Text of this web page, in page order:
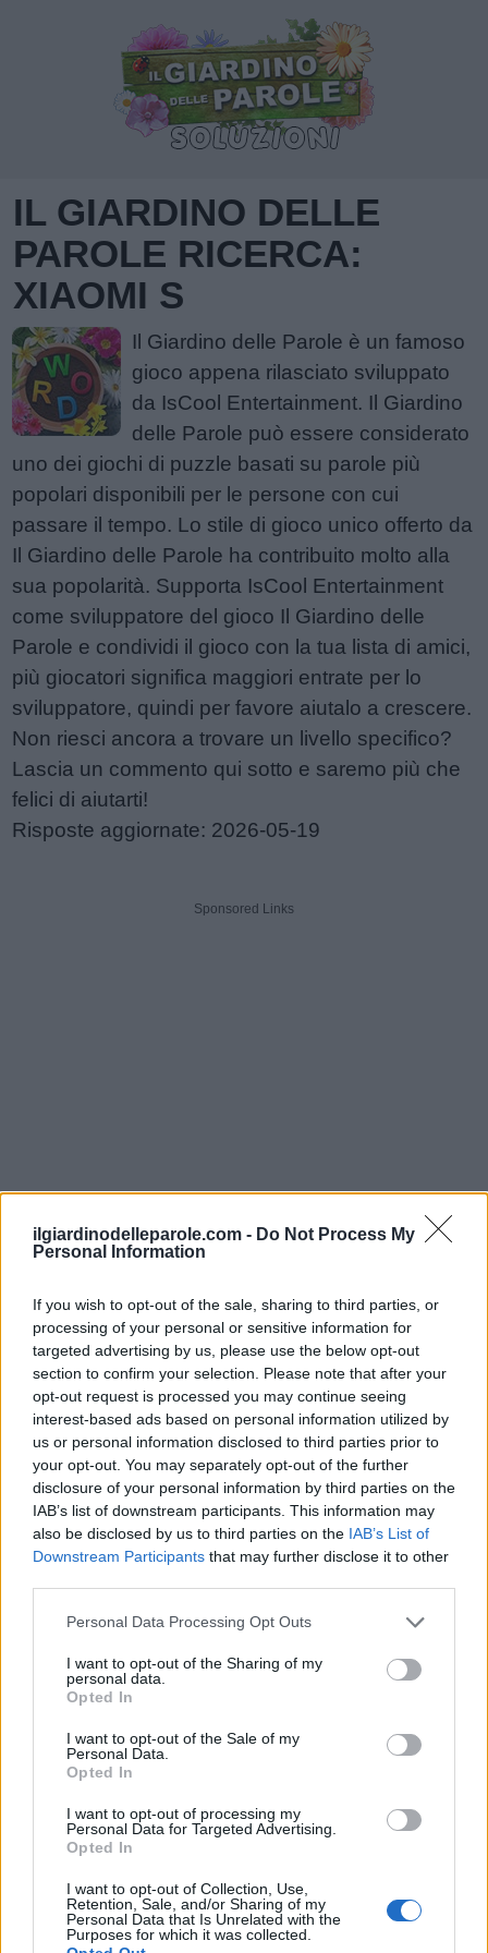
ilgiardinodelleparole.com - Do Not Process My
Personal Information
If you wish to opt-out of the sale, sharing to third parties, or
processing of your personal or sensitive information for
targeted advertising by us, please use the below opt-out
section to confirm your selection. Please note that after your
opt-out request is processed you may continue seeing
interest-based ads based on personal information utilized by
us or personal information disclosed to third parties prior to
your opt-out. You may separately opt-out of the further
disclosure of your personal information by third parties on the
IAB’s list of downstream participants. This information may
also be disclosed by us to third parties on the IAB’s List of
Downstream Participants that may further disclose it to other
Personal Data Processing Opt Outs
I want to opt-out of the Sharing of my
personal data.
Opted In
I want to opt-out of the Sale of my
Personal Data.
Opted In
I want to opt-out of processing my
Personal Data for Targeted Advertising.
Opted In
I want to opt-out of Collection, Use,
Retention, Sale, and/or Sharing of my
Personal Data that Is Unrelated with the
Purposes for which it was collected.
IL GIARDINO DELLE
PAROLE RICERCA:
XIAOMI S
Il Giardino delle Parole è un famoso
gioco appena rilasciato sviluppato
da IsCool Entertainment. Il Giardino
delle Parole può essere considerato
uno dei giochi di puzzle basati su parole più
popolari disponibili per le persone con cui
passare il tempo. Lo stile di gioco unico offerto da
Il Giardino delle Parole ha contribuito molto alla
sua popolarità. Supporta IsCool Entertainment
come sviluppatore del gioco Il Giardino delle
Parole e condividi il gioco con la tua lista di amici,
più giocatori significa maggiori entrate per lo
sviluppatore, quindi per favore aiutalo a crescere.
Non riesci ancora a trovare un livello specifico?
Lascia un commento qui sotto e saremo più che
felici di aiutarti!
Risposte aggiornate: 2026-05-19
Sponsored Links
Inserisci tutte le lettere del puzzle:
Inserisci
tutte
lettere
del
puzzle:
Siamo spiacenti, non abbiamo trovato il tuo
puzzle, quindi ecco un elenco di parole che
potrebbero esserti utili.
1. S I A M
O
2. M A I
S
M I S
S A I
O
A I
O
M
I
A M
O